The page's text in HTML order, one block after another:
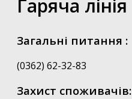
Гаряча лінія
Загальні питання :
(0362) 62-32-83
Захист споживачів: